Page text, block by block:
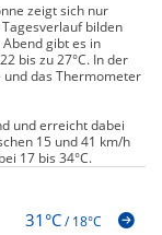
zeigt sich nur
bilden
gibt es in
bis zu 27°C. In der
und das Thermometer
und erreicht dabei
15 und 41 km/h
17 bis 34°C.
31°C/18°C